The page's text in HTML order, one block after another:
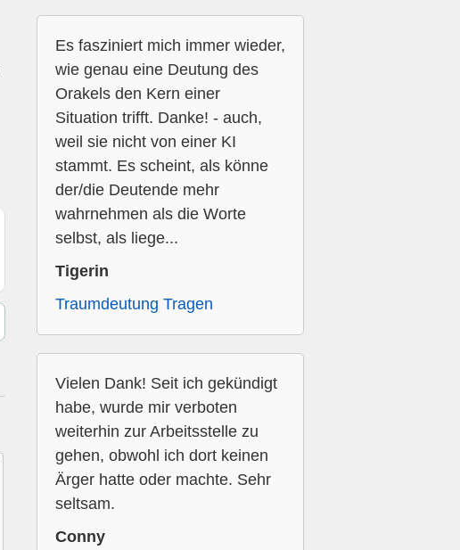
Es fasziniert mich immer wieder,
wie genau eine Deutung des
Orakels den Kern einer
Situation trifft. Danke! - auch,
weil sie nicht von einer KI
stammt. Es scheint, als könne
der/die Deutende mehr
wahrnehmen als die Worte
selbst, als liege...
Tigerin
Traumdeutung Tragen
Vielen Dank! Seit ich gekündigt
habe, wurde mir verboten
weiterhin zur Arbeitsstelle zu
gehen, obwohl ich dort keinen
Ärger hatte oder machte. Sehr
seltsam.
Conny